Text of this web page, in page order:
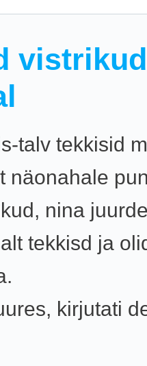
vistrikud
talv tekkisid
näonahale
nina
tekkisd ja
kirjutati